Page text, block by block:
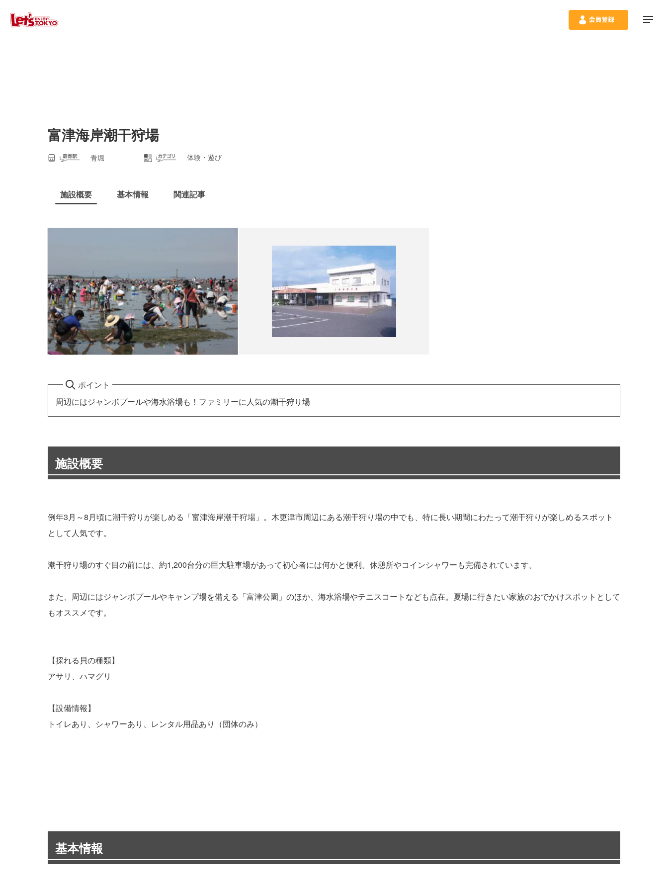
富津海岸潮干狩場
青堀 体験・遊び
施設概要 基本情報 関連記事
ポイント
周辺にはジャンボプールや海水浴場も！ファミリーに人気の潮干狩り場
施設概要
例年3月～8月頃に潮干狩りが楽しめる「富津海岸潮干狩場」。木更津市周辺にある潮干狩り場の中でも、特に長い期間にわたって潮干狩りが楽しめるスポット
として人気です。
潮干狩り場のすぐ目の前には、約1,200台分の巨大駐車場があって初心者には何かと便利。休憩所やコインシャワーも完備されています。
また、周辺にはジャンボプールやキャンプ場を備える「富津公園」のほか、海水浴場やテニスコートなども点在。夏場に行きたい家族のおでかけスポットとして
もオススメです。
【採れる貝の種類】
アサリ、ハマグリ
【設備情報】
トイレあり、シャワーあり、レンタル用品あり（団体のみ）
基本情報